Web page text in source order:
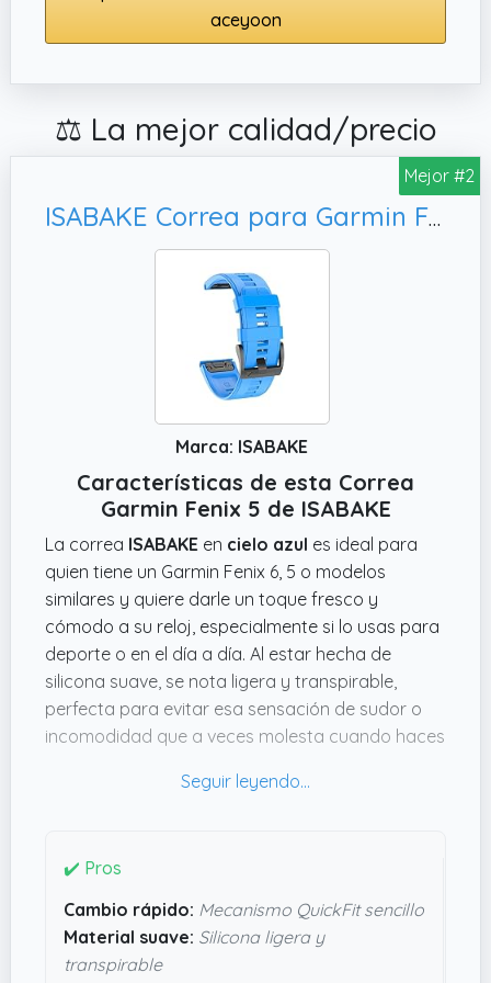
aceyoon
⚖️ La mejor calidad/precio
Mejor #2
ISABAKE Correa para Garmin Fenix 6/Fenix 6 Pro/Fenix 5/Fenix 5 Plus, Approach S60
Marca: ISABAKE
Características de esta Correa
Garmin Fenix 5 de ISABAKE
La correa ISABAKE en cielo azul es ideal para
quien tiene un Garmin Fenix 6, 5 o modelos
similares y quiere darle un toque fresco y
cómodo a su reloj, especialmente si lo usas para
deporte o en el día a día. Al estar hecha de
silicona suave, se nota ligera y transpirable,
perfecta para evitar esa sensación de sudor o
incomodidad que a veces molesta cuando haces
ser ajustable, encaja bien en muñecas desde 16 a
La verdad es que el sistema QuickFit para
te evita estar liado con herramientas o tornillos y
puedes variar el estilo en segundos, algo
práctico si te gusta combinar o simplemente
✔️ Pros
Cambio rápido: Mecanismo QuickFit sencillo
Material suave: Silicona ligera y
transpirable